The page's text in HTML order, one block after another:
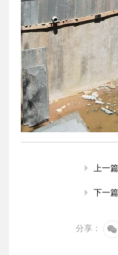
上一
下一篇
分享：